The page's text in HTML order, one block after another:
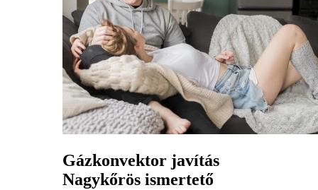
Gázkonvektor javítás
Nagykőrös ismertető